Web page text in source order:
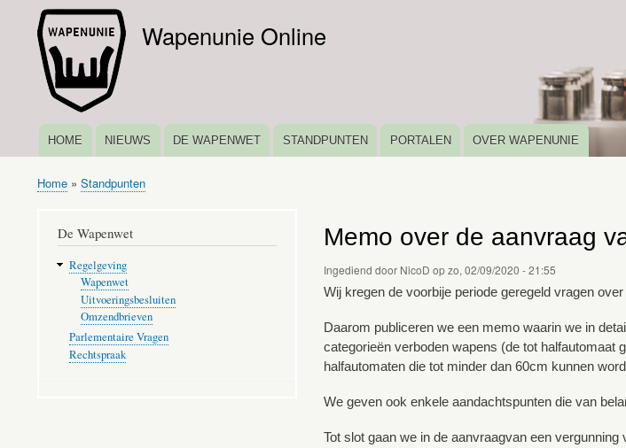
gaan
Wapenunie Online
HOOFDNAVIGATIE
HOME NIEUWS DE WAPENWET STANDPUNTEN PORTALEN OVER WAPENUNIE
Kruimelpad
Home Standpunten
Memo over de aanvraag
Ingediend door NicoD opzo, 02/09/2020 - 21:55
Wij kregen de voorbije periode geregeld vragen
Daarom publiceren we een memo waarin we in
categorieën verboden wapens (de tot halfautomaat
halfautomaten die tot minder dan 60cm kunnen
We geven ook enkele aandachtspunten die van
Tot slot gaan we in de aanvraagvan een
De Wapenwet
Regelgeving
Wapenwet
Uitvoeringsbesluiten
Omzendbrieven
Parlementaire Vragen
Rechtspraak